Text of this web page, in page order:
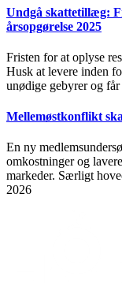
Undgå skattetillæg:
årsopgørelse 2025
Fristen for at oplyse
Husk at levere inden
unødige gebyrer og
Mellemøstkonflikt
En ny
omkostninger og
markeder. Særligt
2026